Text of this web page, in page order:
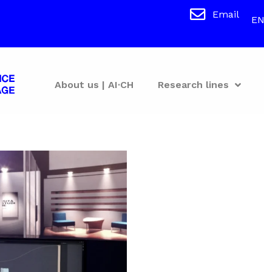
EN
Email
About us | AI·CH Research lines